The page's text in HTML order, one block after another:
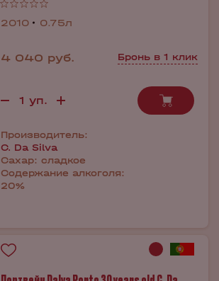
2010 0.75л
4 040 руб. Бронь в 1 клик
Производитель:
C. Da Silva
Сахар: сладкое
Содержание алкоголя:
20%